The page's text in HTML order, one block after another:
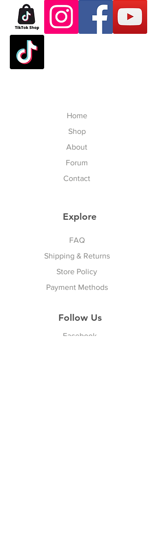
Home
Shop
About
Forum
Contact
Explore
FAQ
Shipping & Returns
Store Policy
Payment Methods
Follow Us
Facebook